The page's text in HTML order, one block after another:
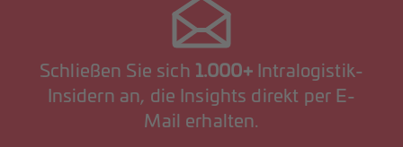
Schließen Sie sich 1.000+Intralogistik-
Insidern an, die Insights direkt per E-
Mail erhalten.